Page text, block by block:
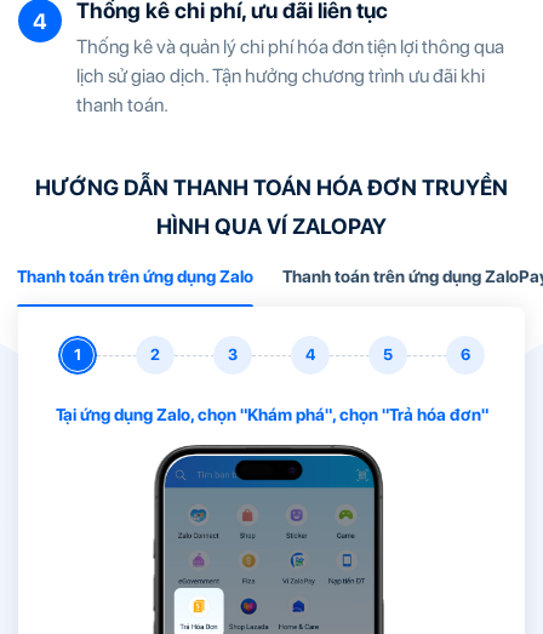
Thống kê chi phí, ưu đãi liên tục
Thống kê và quản lý chi phí hóa đơn tiện lợi thông qua
lịch sử giao dịch. Tận hưởng chương trình ưu đãi khi
thanh toán.
HƯỚNG DẪN THANH TOÁN HÓA ĐƠN TRUYỀN
HÌNH QUA VÍ ZALOPAY
Thanh toán trên ứng dụng Zalo Thanh toán trên ứng dụng
Tại ứng dụng Zalo, chọn "Khám phá", chọn "Trả hóa đơn"